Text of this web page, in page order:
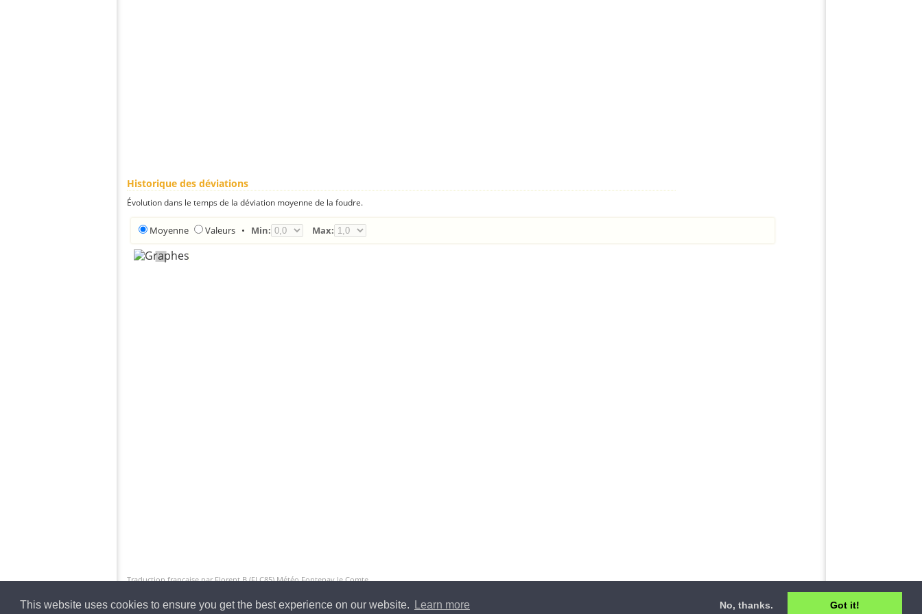
This website uses cookies to ensure you get the best experience on our website. Learn more No, thanks. Got it!
Historique des déviations
Évolution dans le temps de la déviation moyenne de la foudre.
Moyenne Valeurs • Min: Max:
Traduction française par Florent.B (FLC85) Météo Fontenay le Comte